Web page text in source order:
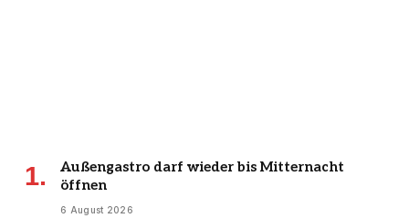
Außengastro darf wieder bis Mitternacht
öffnen
6 August 2026